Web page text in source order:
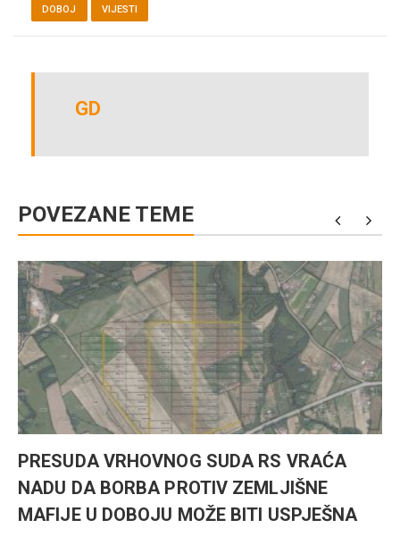
DOBOJ VIJESTI
GD
POVEZANE TEME
PRESUDA VRHOVNOG SUDA RS VRAĆA
NADU DA BORBA PROTIV ZEMLJIŠNE
MAFIJE U DOBOJU MOŽE BITI USPJEŠNA